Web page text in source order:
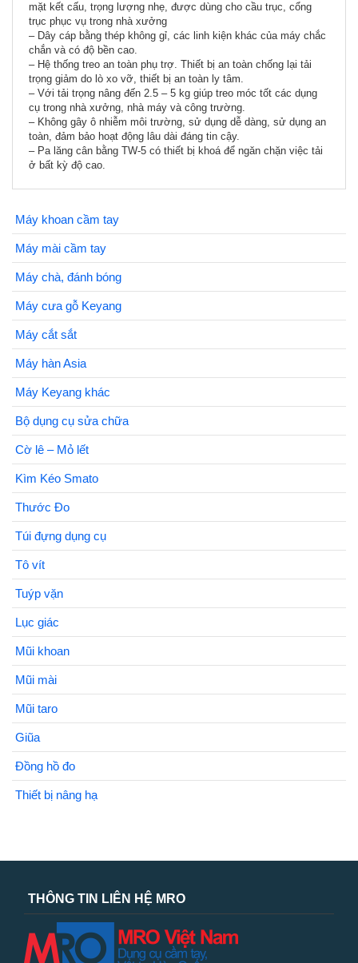
mặt kết cấu, trọng lượng nhẹ, được dùng cho cầu trục, cổng
trục phục vụ trong nhà xưởng
– Dây cáp bằng thép không gỉ, các linh kiện khác của máy chắc
chắn và có độ bền cao.
– Hệ thống treo an toàn phụ trợ. Thiết bị an toàn chống lại tải
trọng giảm do lò xo vỡ, thiết bị an toàn ly tâm.
– Với tải trọng nâng đến 2.5 – 5 kg giúp treo móc tốt các dụng
cụ trong nhà xưởng, nhà máy và công trường.
– Không gây ô nhiễm môi trường, sử dụng dễ dàng, sử dụng an
toàn, đảm bảo hoạt động lâu dài đáng tin cậy.
– Pa lăng cân bằng TW-5 có thiết bị khoá để ngăn chặn việc tải
ở bất kỳ độ cao.
Máy khoan cầm tay
Máy mài cầm tay
Máy chà, đánh bóng
Máy cưa gỗ Keyang
Máy cắt sắt
Máy hàn Asia
Máy Keyang khác
Bộ dụng cụ sửa chữa
Cờ lê – Mỏ lết
Kìm Kéo Smato
Thước Đo
Túi đựng dụng cụ
Tô vít
Tuýp vặn
Lục giác
Mũi khoan
Mũi mài
Mũi taro
Giũa
Đồng hồ đo
Thiết bị nâng hạ
THÔNG TIN LIÊN HỆ MRO